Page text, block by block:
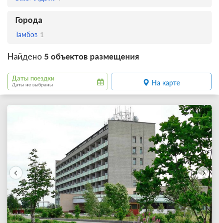
Города
Тамбов 1
Найдено 5 объектов размещения
Даты поездки
Даты не выбраны На карте